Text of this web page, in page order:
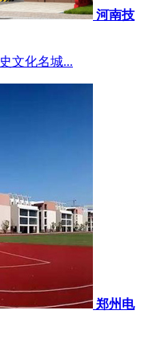
河南技
文化名城...
郑州电